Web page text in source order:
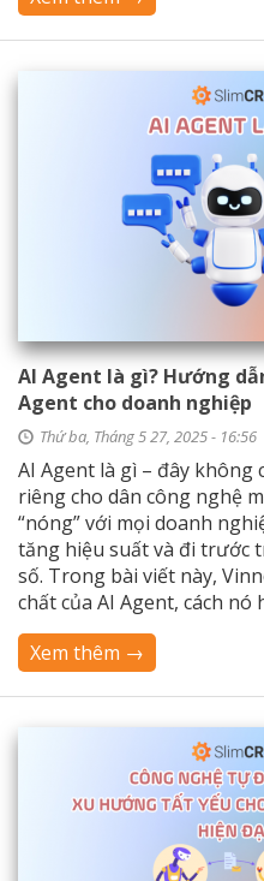
AI Agent là gì? Hướng
Agent cho doanh nghiệp
Thứ ba, Tháng 5 27, 2025 - 16:56
AI Agent là gì – đây không
riêng cho dân công nghệ
“nóng” với mọi doanh
tăng hiệu suất và đi trước
số. Trong bài viết này,
chất của AI Agent, cách nó
Xem thêm →